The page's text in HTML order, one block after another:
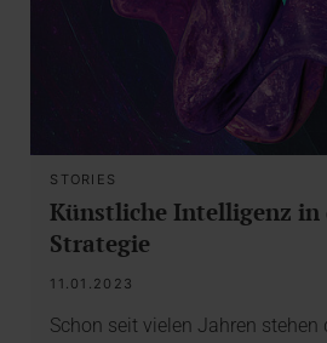
STORIES
Künstliche Intelligenz in
Strategie
11.01.2023
Schon seit vielen Jahren stehen